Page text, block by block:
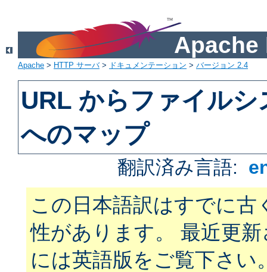
Apache
Apache > HTTP サーバ> ドキュメンテーション > バージョン 2.4
URL からファイル
へのマップ
翻訳済み言語:
この日本語訳はすでに古
性があります。 最近更
には英語版をご覧下さい